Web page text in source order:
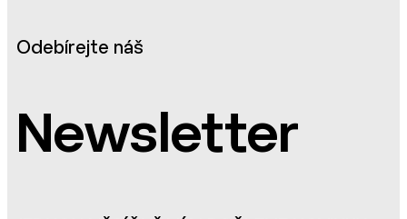
Odebírejte náš
Newsletter